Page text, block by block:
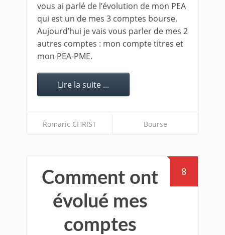
vous ai parlé de l’évolution de mon PEA
qui est un de mes 3 comptes bourse.
Aujourd’hui je vais vous parler de mes 2
autres comptes : mon compte titres et
mon PEA-PME.
Lire la suite ...
Romaric CHRIST Bourse
8
Comment ont
évolué mes
comptes